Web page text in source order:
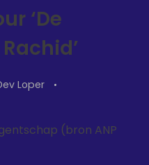
‘De
Loper
(bron ANP